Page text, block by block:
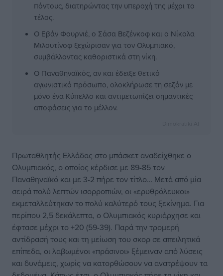
πόντους, διατηρώντας την υπεροχή της μέχρι το
τέλος.
Ο Εβάν Φουρνιέ, ο Σάσα Βεζένκοφ και ο Νίκολα
Μιλουτίνοφ ξεχώρισαν για τον Ολυμπιακό,
συμβάλλοντας καθοριστικά στη νίκη.
Ο Παναθηναϊκός, αν και έδειξε θετικό
αγωνιστικό πρόσωπο, ολοκλήρωσε τη σεζόν με
μόνο ένα Κύπελλο και αντιμετωπίζει σημαντικές
αποφάσεις για το μέλλον.
Πρωταθλητής Ελλάδας στο μπάσκετ αναδείχθηκε ο
Ολυμπιακός, ο οποίος κέρδισε με 89-85 τον
Παναθηναϊκό και με 3-2 πήρε τον τίτλο… Μετά από μία
σειρά πολύ λεπτών ισορροπιών, οι «ερυθρόλευκοι»
εκμεταλλεύτηκαν το πολύ καλύτερό τους ξεκίνημα. Για
περίπου 2,5 δεκάλεπτα, ο Ολυμπιακός κυριάρχησε και
έφτασε μέχρι το +20 (59-39). Παρά την τρομερή
αντίδρασή τους και τη μείωση του σκορ σε απειλητικά
επίπεδα, οι λαβωμένοι «πράσινοι» ξέμειναν από λύσεις
και δυνάμεις, χωρίς να κατορθώσουν να ανατρέψουν τα